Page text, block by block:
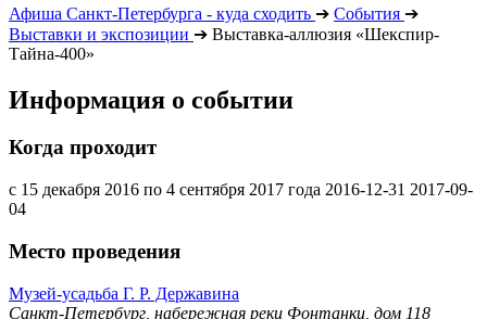
Афиша Санкт-Петербурга - куда сходить ➔ События ➔
Выставки и экспозиции ➔ Выставка-аллюзия «Шекспир-
Тайна-400»
Информация о событии
Когда проходит
с 15 декабря 2016 по 4 сентября 2017 года 2016-12-31 2017-09-
04
Место проведения
Музей-усадьба Г. Р. Державина
Санкт-Петербург, набережная реки Фонтанки, дом 118